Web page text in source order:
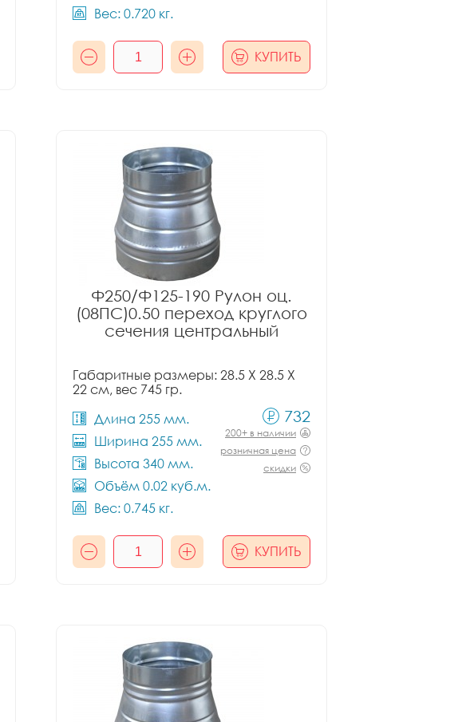
Вес: 0.720 кг.
КУПИТЬ
Ф250/Ф125-190 Рулон оц.
(08ПС)0.50 переход круглого
сечения центральный
Габаритные размеры: 28.5 X 28.5 X
22 см, вес 745 гр.
Длина 255 мм.
Ширина 255 мм.
Высота 340 мм.
Объём 0.02 куб.м.
Вес: 0.745 кг.
732
200+ в наличии
розничная цена
скидки
КУПИТЬ